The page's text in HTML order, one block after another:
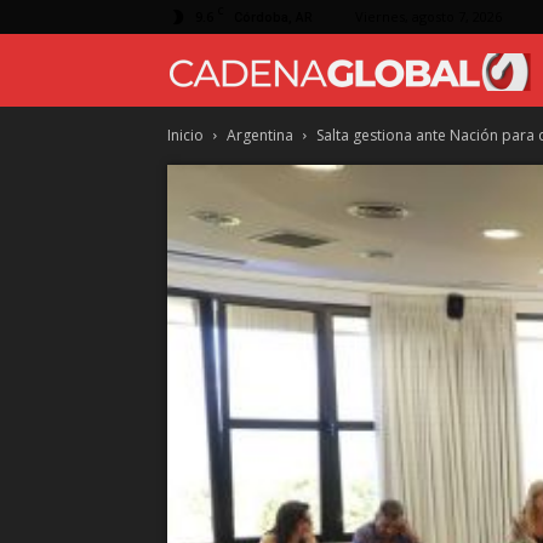
Inicio Argentina Salta gestiona ante Nación para